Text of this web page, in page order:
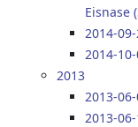
Eisnase
2014-
2014-
2013
2013-
2013-